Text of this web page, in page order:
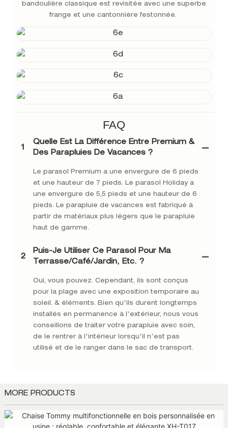
bandoulière classique est revisitée avec une superbe
frange et une cantonnière festonnée.
FAQ
1
Quelle Est La Différence Entre Premium &
Des Parapluies De Vacances ?
Le parasol Premium a une envergure de 6 pieds
et une hauteur de 7 pieds. Le parasol Holiday a
une envergure de 5,5 pieds et une hauteur de 6
pieds. Le parapluie de vacances est fabriqué à
partir de matériaux plus légers que le parapluie
haut de gamme.
2
Puis-Je Utiliser Ce Parasol Pour Ma
Terrasse/café/jardin, Etc. ?
Oui, vous pouvez. Cependant, ils sont conçus
pour la plage avec une exposition temporaire au
soleil. & éléments. Bien qu'ils durent longtemps
installés en permanence à l'extérieur, nous vous
conseillons de traiter votre parapluie avec soin,
de le rentrer à l'intérieur lorsqu'il n'est pas
utilisé et de le ranger dans le sac de transport.
MORE PRODUCTS